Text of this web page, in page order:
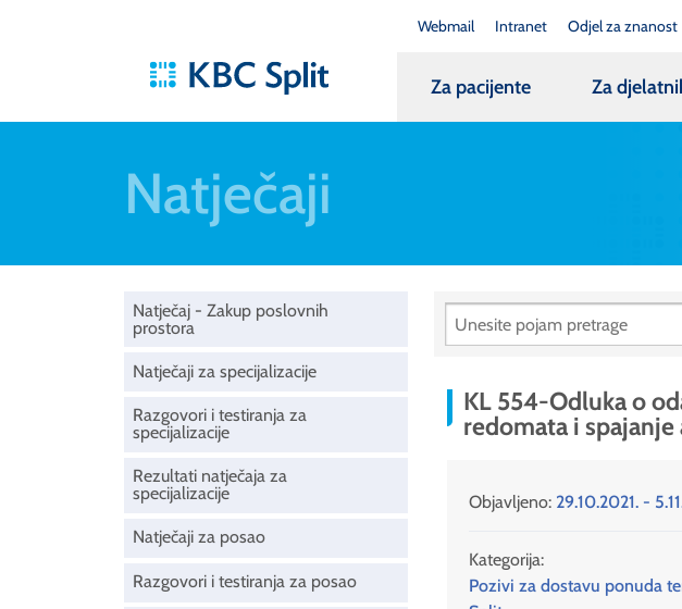
Webmail Intranet Odjel za znanost
Za pacijente Za
Natječaji
Natječaj - Zakup poslovnih
prostora
Natječaji za specijalizacije
Razgovori i testiranja za
specijalizacije
Rezultati natječaja za
specijalizacije
Natječaji za posao
Razgovori i testiranja za posao
KL 554-Odluka o
redomata i
Objavljeno: 29.10.2021. -
Kategorija:
Pozivi za dostavu ponuda